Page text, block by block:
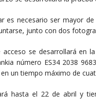
es necesario ser mayor
junto con dos
acceso se desarrollará en
número ES34 2038
un tiempo máximo de
hasta el 22 de abril y